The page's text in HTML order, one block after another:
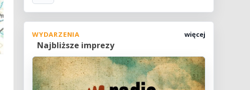
WYDARZENIA
Najbliższe imprezy
więcej